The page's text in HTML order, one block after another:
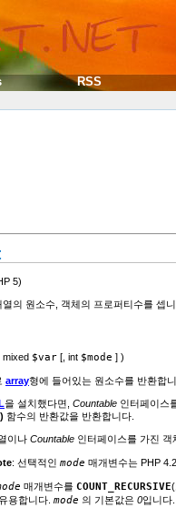
5)
의 원소수, 객체의 프로퍼티수를 셉
mixed $var [, int $mode ] )
array형에 들어있는 원소수를 반환합
을 설치했다면, Countable 인터페이스
함수의 반환값을 반환합니다.
이나 Countable 인터페이스를 가진 객
: 선택적인 mode 매개변수는 PHP
매개변수를 COUNT_RECURSIVE
용합니다. mode 의 기본값은 0입니다.
RSS